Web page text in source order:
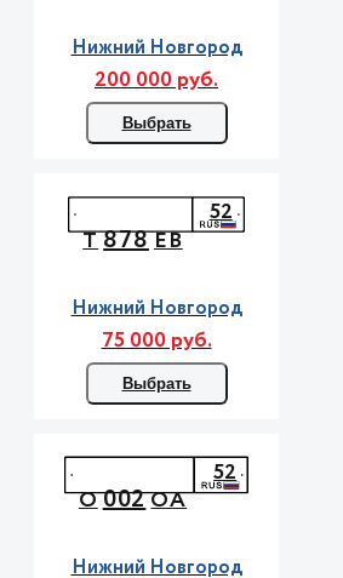
Нижний Новгород
200 000 руб.
Выбрать
Т878ЕВ
52
Нижний Новгород
75 000 руб.
Выбрать
О002ОА
52
Нижний Новгород